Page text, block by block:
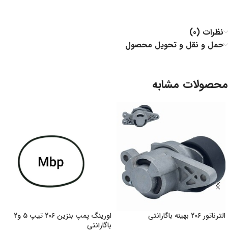
نظرات (0)
حمل و نقل و تحویل محصول
محصولات مشابه
الترناتور 206 بهینه باگارانتی
اورینگ پمپ بنزین 206 تیپ 5 و2
باگارانتی